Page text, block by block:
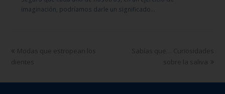
imaginación, podríamos darle un significado…
Modas que estropean los
dientes
Sabías que… Curiosidades
sobre la saliva